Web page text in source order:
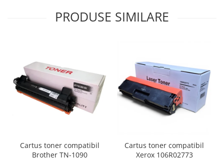
PRODUSE SIMILARE
Cartus toner compatibil
Brother TN-1090
Cartus toner compatibil
Xerox 106R02773